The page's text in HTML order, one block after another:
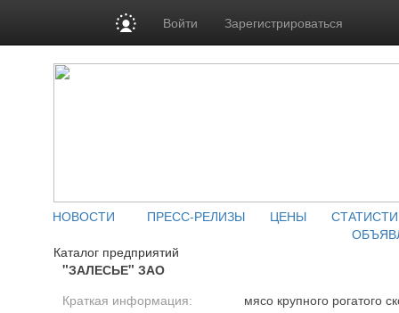
Войти Зарегистрироваться
НОВОСТИ ПРЕСС-РЕЛИЗЫ ЦЕНЫ
Каталог предприятий
"ЗАЛЕСЬЕ" ЗАО
Краткая информация: мясо крупного рогатого